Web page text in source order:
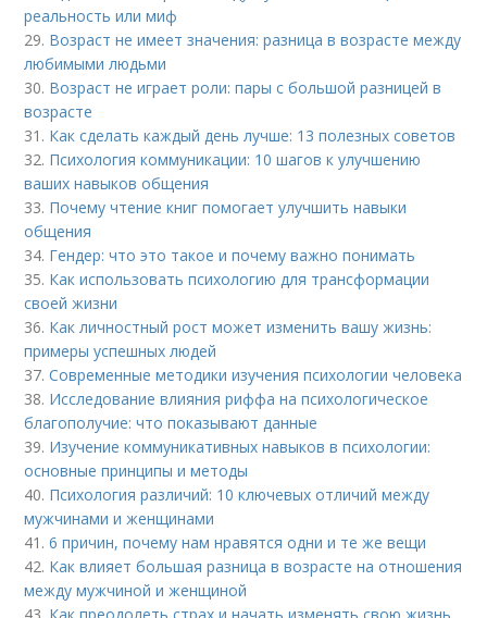
реальность или миф
29. Возраст не имеет значения: разница в возрасте между
любимыми людьми
30. Возраст не играет роли: пары с большой разницей в
возрасте
31. Как сделать каждый день лучше: 13 полезных советов
32. Психология коммуникации: 10 шагов к улучшению
ваших навыков общения
33. Почему чтение книг помогает улучшить навыки
общения
34. Гендер: что это такое и почему важно понимать
35. Как использовать психологию для трансформации
своей жизни
36. Как личностный рост может изменить вашу жизнь:
примеры успешных людей
37.Современные методики изучения психологии человека
38. Исследование влияния риффа на психологическое
благополучие: что показывают данные
39. Изучение коммуникативных навыков в психологии:
основные принципы и методы
40. Психология различий: 10 ключевых отличий между
мужчинами и женщинами
41.6 причин, почему нам нравятся одни и те же вещи
42. Как влияет большая разница в возрасте на отношения
между мужчиной и женщиной